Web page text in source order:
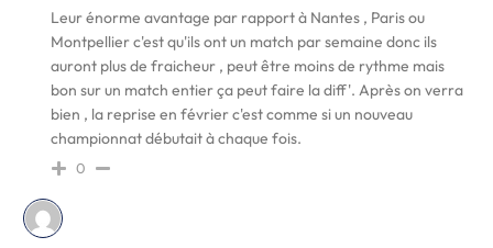
Leur énorme avantage par rapport à Nantes , Paris ou
Montpellier c'est qu'ils ont un match par semaine donc ils
auront plus de fraicheur , peut être moins de rythme mais
bon sur un match entier ça peut faire la diff'. Après on verra
bien , la reprise en février c'est comme si un nouveau
championnat débutait à chaque fois.
0